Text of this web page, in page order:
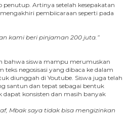
Artinya setelah kesepakatan
pembiicaraan seperti pada
kami beri pinjaman 200 juta.”
bahwa siswa mampu merumuskan
teks negosisasi yang dibaca ke dalam
diunggah di Youtube. Siswa juga telah
santun dan tepat sebagai bentuk
konsisten dan masih banyak
Mbak saya tidak bisa mengizinkan